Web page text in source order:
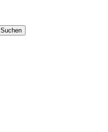
Suchen